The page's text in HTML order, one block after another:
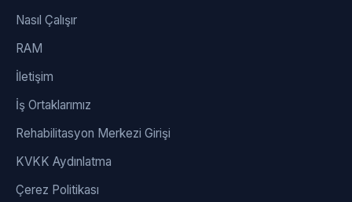
Nasıl Çalışır
RAM
İletişim
İş Ortaklarımız
Rehabilitasyon Merkezi Girişi
KVKK Aydınlatma
Çerez Politikası